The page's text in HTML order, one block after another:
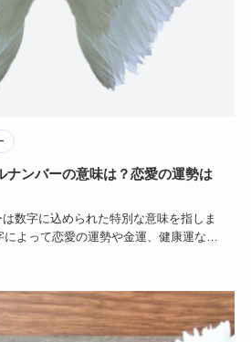
ナンバーの意味は？恋愛の運勢は
数字に込められた特別な意味を指しま
によって恋愛の運勢や金運、健康運など